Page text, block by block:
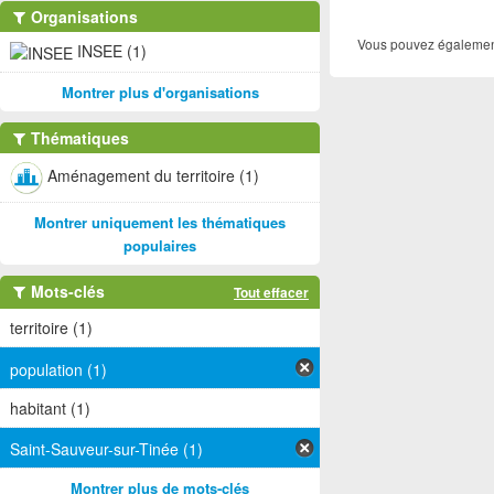
Vous pouvez
Organisations
INSEE (1)
Montrer plus d'organisations
Thématiques
Aménagement du territoire (1)
Montrer uniquement les thématiques
populaires
Mots-clés Tout effacer
territoire (1)
population (1)
habitant (1)
Saint-Sauveur-sur-Tinée (1)
Montrer plus de mots-clés